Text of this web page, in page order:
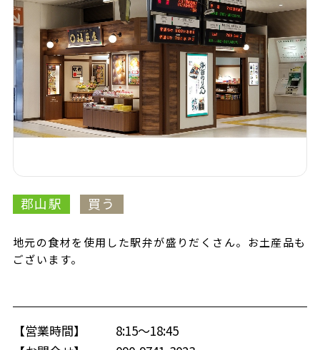
郡山駅 買う
地元の食材を使用した駅弁が盛りだくさん。お土産品も
ございます。
【営業時間】
8:15～18:45